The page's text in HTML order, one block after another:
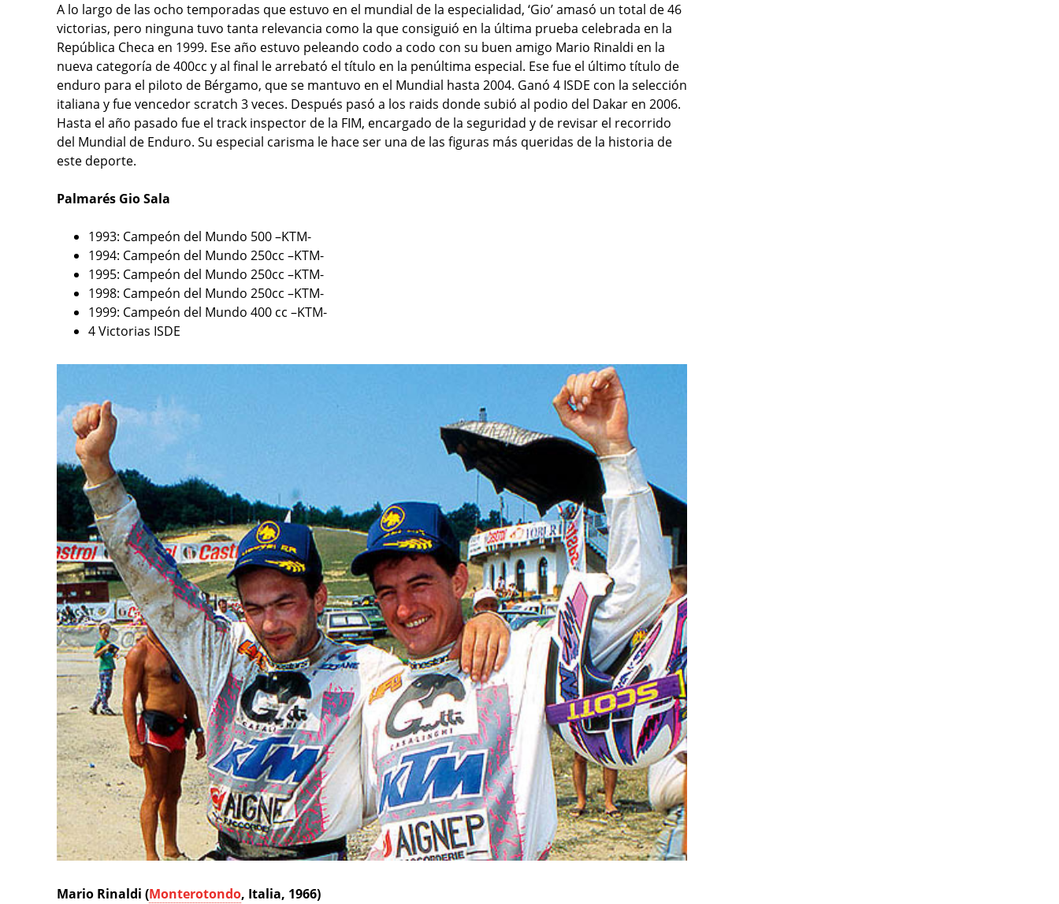
A lo largo de las ocho temporadas que estuvo en el mundial de la especialidad, ‘Gio’ amasó un total de 46
victorias, pero ninguna tuvo tanta relevancia como la que consiguió en la última prueba celebrada en la
República Checa en 1999. Ese año estuvo peleando codo a codo con su buen amigo Mario Rinaldi en la
nueva categoría de 400cc y al final le arrebató el título en la penúltima especial. Ese fue el último título de
enduro para el piloto de Bérgamo, que se mantuvo en el Mundial hasta 2004. Ganó 4 ISDE con la selección
italiana y fue vencedor scratch 3 veces. Después pasó a los raids donde subió al podio del Dakar en 2006.
Hasta el año pasado fue el track inspector de la FIM, encargado de la seguridad y de revisar el recorrido
del Mundial de Enduro. Su especial carisma le hace ser una de las figuras más queridas de la historia de
este deporte.
Palmarés Gio Sala
1993: Campeón del Mundo 500 –KTM-
1994: Campeón del Mundo 250cc –KTM-
1995: Campeón del Mundo 250cc –KTM-
1998: Campeón del Mundo 250cc –KTM-
1999: Campeón del Mundo 400 cc –KTM-
4 Victorias ISDE
Mario Rinaldi (Monterotondo, Italia, 1966)